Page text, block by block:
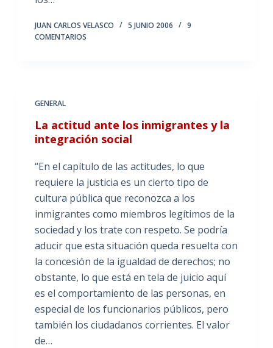
JUAN CARLOS VELASCO 5 JUNIO 2006
9
COMENTARIOS
GENERAL
La actitud ante los inmigrantes y la
integración social
“En el capítulo de las actitudes, lo que
requiere la justicia es un cierto tipo de
cultura pública que reconozca a los
inmigrantes como miembros legítimos de la
sociedad y los trate con respeto. Se podría
aducir que esta situación queda resuelta con
la concesión de la igualdad de derechos; no
obstante, lo que está en tela de juicio aquí
es el comportamiento de las personas, en
especial de los funcionarios públicos, pero
también los ciudadanos corrientes. El valor
de…